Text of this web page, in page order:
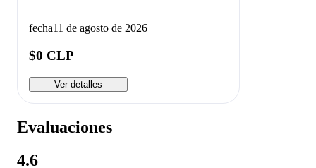
fecha11 de agosto de 2026
$0 CLP
Ver detalles
Evaluaciones
4.6